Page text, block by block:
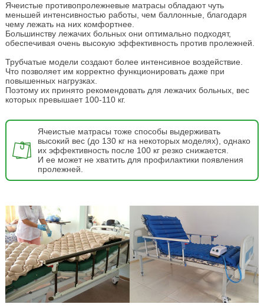
Ячеистые противопролежневые матрасы обладают чуть
меньшей интенсивностью работы, чем баллонные, благодаря
чему лежать на них комфортнее.
Большинству лежачих больных они оптимально подходят,
обеспечивая очень высокую эффективность против пролежней.
Трубчатые модели создают более интенсивное воздействие.
Что позволяет им корректно функционировать даже при
повышенных нагрузках.
Поэтому их принято рекомендовать для лежачих больных, вес
которых превышает 100-110 кг.
Ячеистые матрасы тоже способы выдерживать
высокий вес (до 130 кг на некоторых моделях), однако
их эффективность после 100 кг резко снижается.
И ее может не хватить для профилактики появления
пролежней.